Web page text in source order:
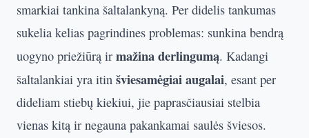
smarkiai tankina šaltalankyną. Per didelis tankumas
sukelia kelias pagrindines problemas: sunkina bendrą
uogyno priežiūrą ir mažina derlingumą. Kadangi
šaltalankiai yra itin šviesamėgiai augalai, esant per
dideliam stiebų kiekiui, jie paprasčiausiai stelbia
vienas kitą ir negauna pakankamai saulės šviesos.